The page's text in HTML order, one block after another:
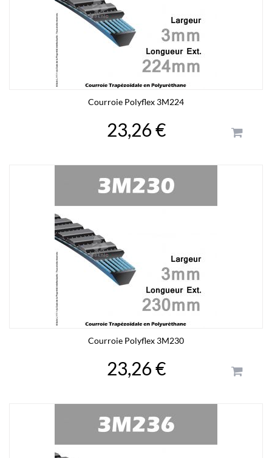
Courroie Polyflex 3M224
23,26 €
Courroie Polyflex 3M230
23,26 €